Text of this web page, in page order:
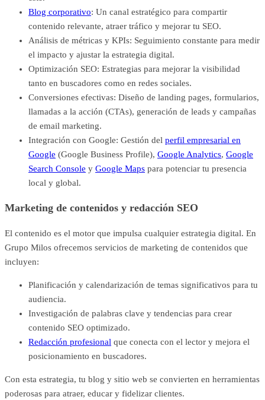
Blog corporativo: Un canal estratégico para compartir
contenido relevante, atraer tráfico y mejorar tu SEO.
Análisis de métricas y KPIs: Seguimiento constante para medir
el impacto y ajustar la estrategia digital.
Optimización SEO: Estrategias para mejorar la visibilidad
tanto en buscadores como en redes sociales.
Conversiones efectivas: Diseño de landing pages, formularios,
llamadas a la acción (CTAs), generación de leads y campañas
de email marketing.
Integración con Google: Gestión del perfil empresarial en
Google (Google Business Profile), Google Analytics, Google
Search Console y Google Maps para potenciar tu presencia
local y global.
Marketing de contenidos y redacción SEO
El contenido es el motor que impulsa cualquier estrategia digital. En
Grupo Milos ofrecemos servicios de marketing de contenidos que
incluyen:
Planificación y calendarización de temas significativos para tu
audiencia.
Investigación de palabras clave y tendencias para crear
contenido SEO optimizado.
Redacción profesional que conecta con el lector y mejora el
posicionamiento en buscadores.
Con esta estrategia, tu blog y sitio web se convierten en herramientas
poderosas para atraer, educar y fidelizar clientes.